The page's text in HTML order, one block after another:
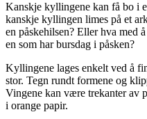
Kanskje kyllingene kan få bo i
kanskje kyllingen limes på et
en påskehilsen? Eller hva med
en som har bursdag i påsken?
Kyllingene lages enkelt ved å
stor. Tegn rundt formene og
Vingene kan være trekanter av
i orange papir.